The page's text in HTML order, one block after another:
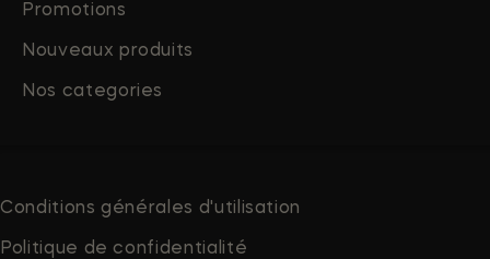
Promotions
Nouveaux produits
Nos categories
Conditions générales d'utilisation
Politique de confidentialité